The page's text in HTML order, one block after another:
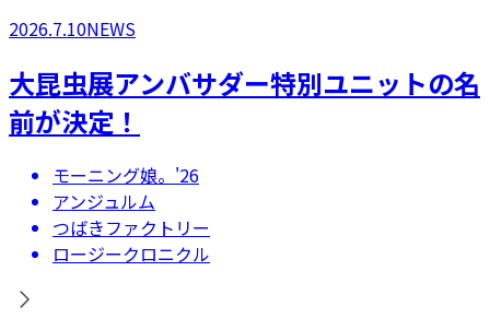
2026.7.10NEWS
大昆虫展アンバサダー特別ユニットの名
前が決定！
モーニング娘。'26
アンジュルム
つばきファクトリー
ロージークロニクル